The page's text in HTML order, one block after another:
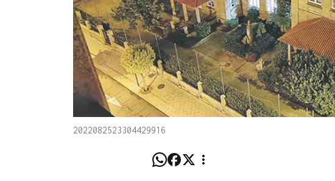
2022082523304429916